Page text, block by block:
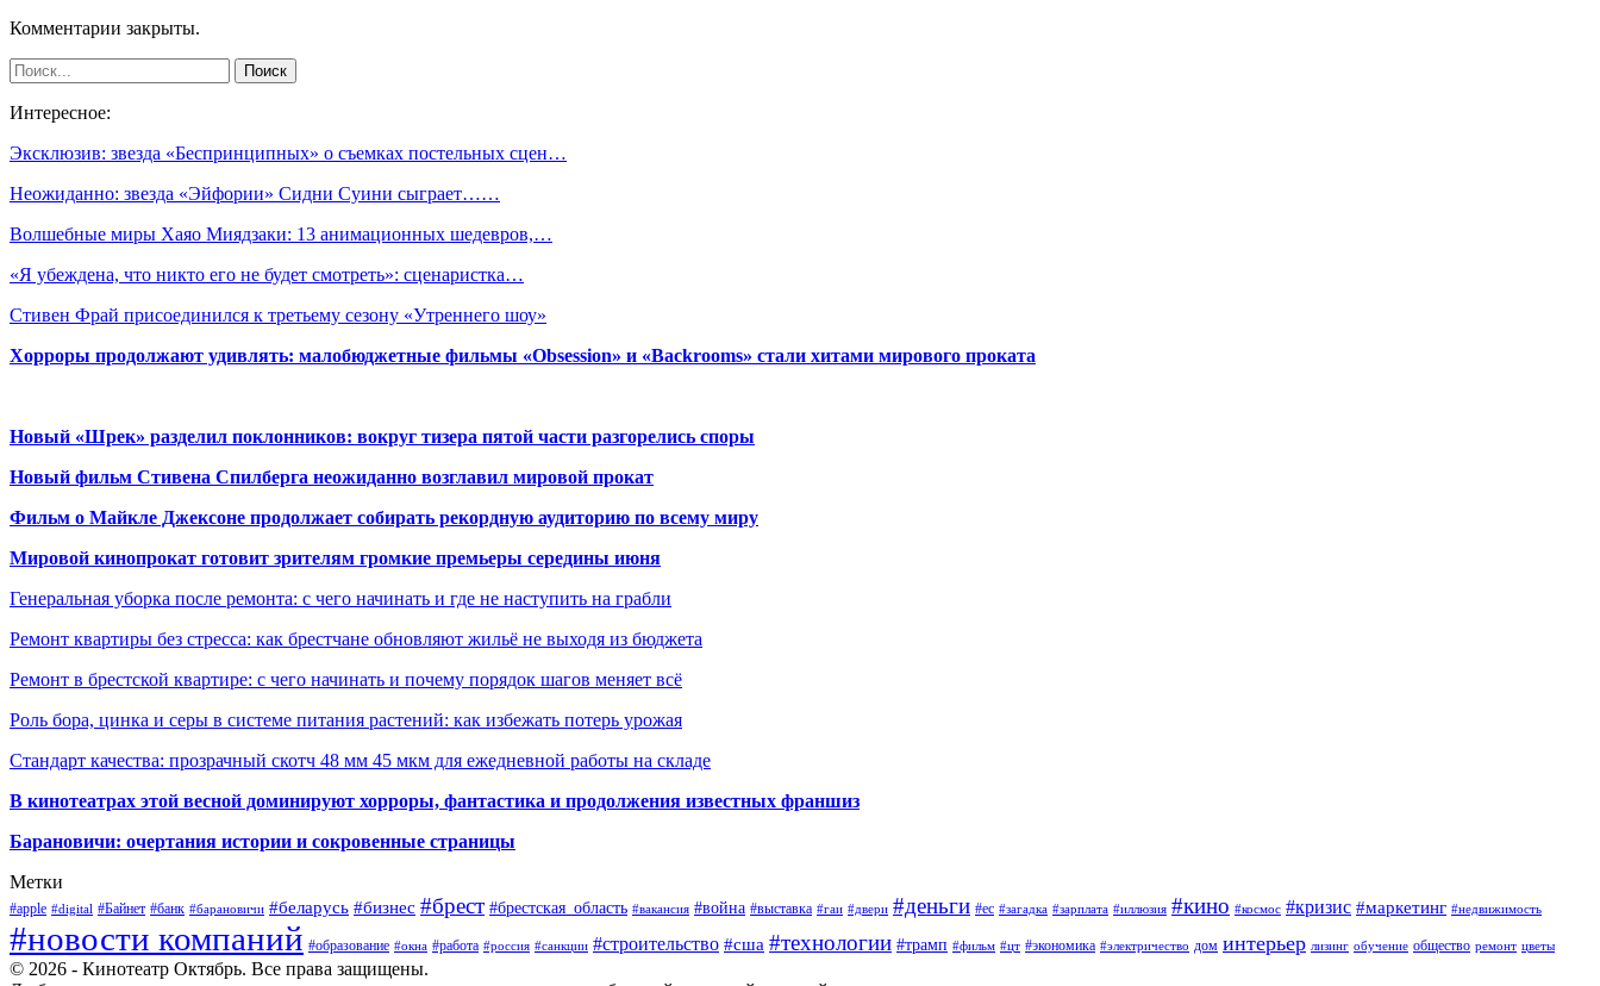
Комментарии закрыты.
Интересное:
Эксклюзив: звезда «Беспринципных» о съемках постельных сцен…
Неожиданно: звезда «Эйфории» Сидни Суини сыграет……
Волшебные миры Хаяо Миядзаки: 13 анимационных шедевров,…
«Я убеждена, что никто его не будет смотреть»: сценаристка…
Стивен Фрай присоединился к третьему сезону «Утреннего шоу»
Хорроры продолжают удивлять: малобюджетные фильмы «Obsession» и «Backrooms» стали хитами мирового проката
Новый «Шрек» разделил поклонников: вокруг тизера пятой части разгорелись споры
Новый фильм Стивена Спилберга неожиданно возглавил мировой прокат
Фильм о Майкле Джексоне продолжает собирать рекордную аудиторию по всему миру
Мировой кинопрокат готовит зрителям громкие премьеры середины июня
Генеральная уборка после ремонта: с чего начинать и где не наступить на грабли
Ремонт квартиры без стресса: как брестчане обновляют жильё не выходя из бюджета
Ремонт в брестской квартире: с чего начинать и почему порядок шагов меняет всё
Роль бора, цинка и серы в системе питания растений: как избежать потерь урожая
Стандарт качества: прозрачный скотч 48 мм 45 мкм для ежедневной работы на складе
В кинотеатрах этой весной доминируют хорроры, фантастика и продолжения известных франшиз
Барановичи: очертания истории и сокровенные страницы
Метки
#apple #digital #Байнет #банк #барановичи #беларусь #бизнес #брест #брестская_область #вакансия #война #выставка #гаи #двери #деньги #ес #загадка #зарплата #иллюзия #кино #космос #кризис #маркетинг #недвижимость
#новости компаний #образование #окна #работа #россия #санкции #строительство #сша #технологии #трамп #фильм #цт #экономика #электричество дом интерьер лизинг обучение общество ремонт цветы
© 2026 - Кинотеатр Октябрь. Все права защищены.